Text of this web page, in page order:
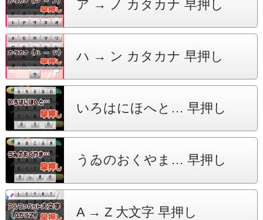
ア → ノ カタカナ 早押し
ハ → ン カタカナ 早押し
いろはにほへと… 早押し
うゐのおくやま… 早押し
A → Z 大文字 早押し